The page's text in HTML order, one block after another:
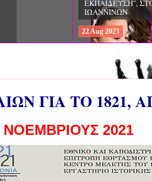
ΕΚΠΑΙΔΕΥΣΗ", ΣΤΟ
ΓΙΑ ΤΟ 1821,
ΝΟΕΜΒΡΙΟΥΣ 2021